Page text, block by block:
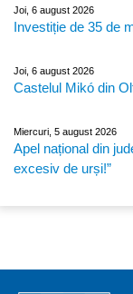
Joi, 6 august 2026
Investiție de 35 de
Joi, 6 august 2026
Castelul Mikó din
Miercuri, 5 august 2026
Apel național din
excesiv de urși!”